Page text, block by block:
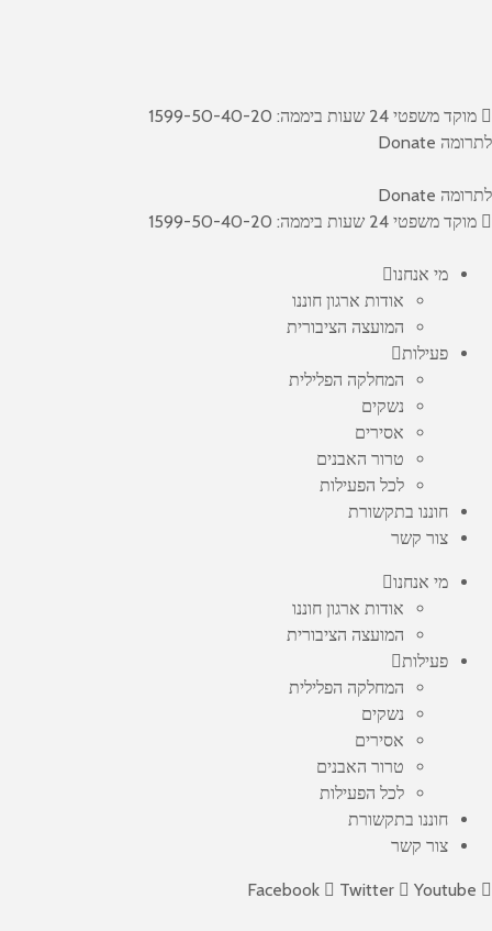
מוקד משפטי 24 שעות ביממה: 1599-50-40-20
לתרומה Donate
לתרומה Donate
מוקד משפטי 24 שעות ביממה: 1599-50-40-20
מי אנחנו
אודות ארגון חוננו
המועצה הציבורית
פעילות
המחלקה הפלילית
נשקים
אסירים
טרור האבנים
לכל הפעילות
חוננו בתקשורת
צור קשר
מי אנחנו
אודות ארגון חוננו
המועצה הציבורית
פעילות
המחלקה הפלילית
נשקים
אסירים
טרור האבנים
לכל הפעילות
חוננו בתקשורת
צור קשר
Facebook Twitter Youtube